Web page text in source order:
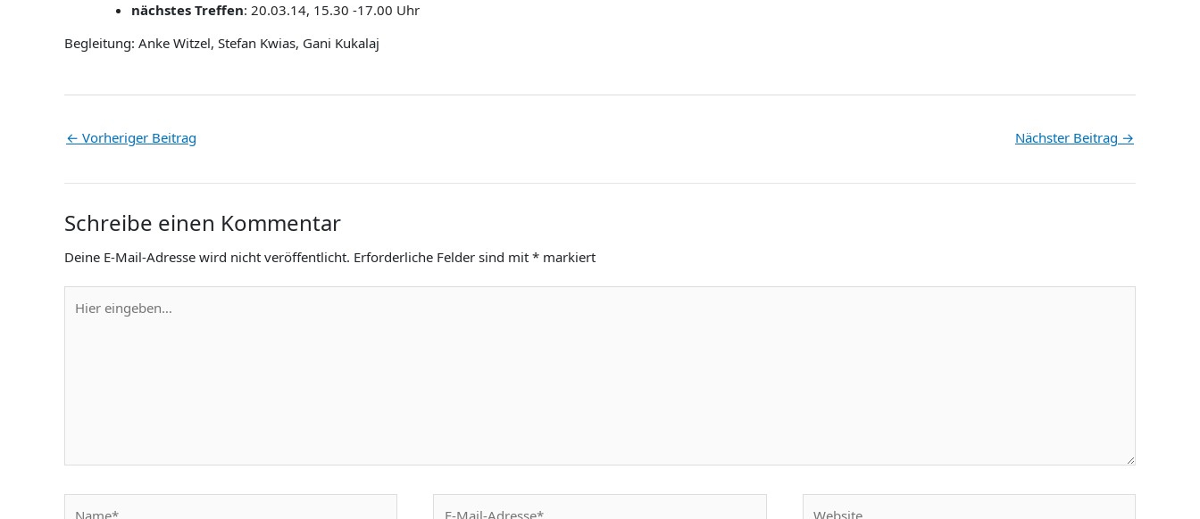
nächstes Treffen: 20.03.14, 15.30 -17.00 Uhr
Begleitung: Anke Witzel, Stefan Kwias, Gani Kukalaj
← Vorheriger Beitrag Nächster Beitrag →
Schreibe einen Kommentar
Deine E-Mail-Adresse wird nicht veröffentlicht. Erforderliche Felder sind mit * markiert
eingeben…